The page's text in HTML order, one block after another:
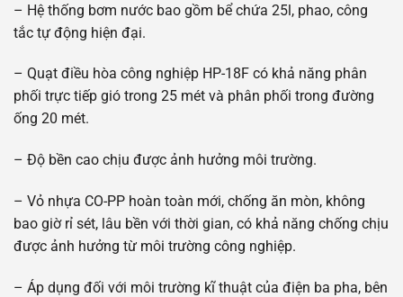
– Hệ thống bơm nước bao gồm bể chứa 25l, phao, công
tắc tự động hiện đại.
– Quạt điều hòa công nghiệp HP-18F có khả năng phân
phối trực tiếp gió trong 25 mét và phân phối trong đường
ống 20 mét.
– Độ bền cao chịu được ảnh hưởng môi trường.
– Vỏ nhựa CO-PP hoàn toàn mới, chống ăn mòn, không
bao giờ rỉ sét, lâu bền với thời gian, có khả năng chống chịu
được ảnh hưởng từ môi trường công nghiệp.
– Áp dụng đối với môi trường kĩ thuật của điện ba pha, bên